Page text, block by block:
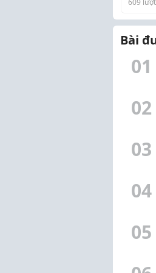
người
mái
609
Bài
01
02
03
04
05